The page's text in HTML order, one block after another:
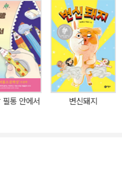
은 이야기를 담은 판타지 동화다. 슬
가 꽝 없는 뽑기 기계를 통해 한 발
구성해 건강하게 일상으로 복귀하
그려 낸 작품이다. 오백 원짜
무엇이든 나오는 뽑기 기계가 있다
으키며 이야기의 몰입도를 높인다.
됐는지, 희수가 처한 상황은 지금
가는 서사는 뽑기 기계에서 꽝 없이
가 무엇을 의미했는지 뒤늦게 깨닫
필통 안에서 변신돼지